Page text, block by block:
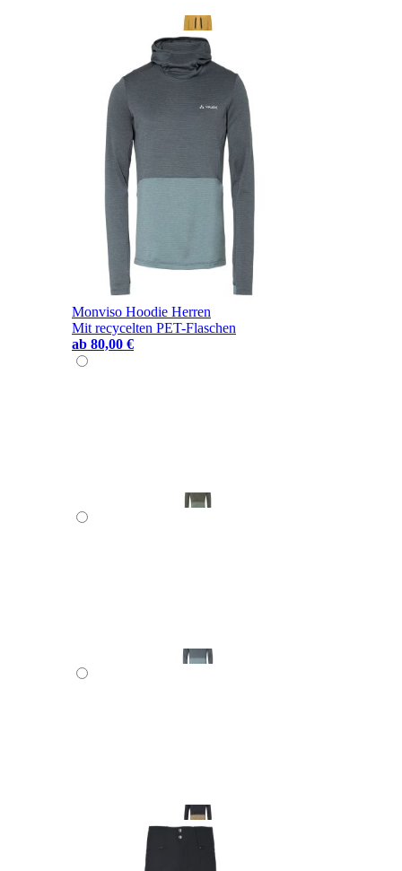
Monviso Hoodie Herren
Mit recycelten PET-Flaschen
ab 80,00 €